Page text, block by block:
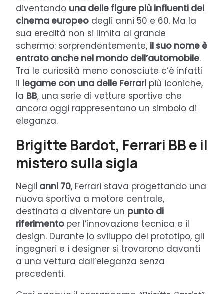
diventando una delle figure più influenti del
cinema europeo degli anni 50 e 60. Ma la
sua eredità non si limita al grande
schermo: sorprendentemente, il suo nome è
entrato anche nel mondo dell’automobile.
Tra le curiosità meno conosciute c’è infatti
il legame con una delle Ferrari più iconiche,
la BB, una serie di vetture sportive che
ancora oggi rappresentano un simbolo di
eleganza.
Brigitte Bardot, Ferrari BB e il
mistero sulla sigla
Negli anni 70, Ferrari stava progettando una
nuova sportiva a motore centrale,
destinata a diventare un punto di
riferimento per l’innovazione tecnica e il
design. Durante lo sviluppo del prototipo, gli
ingegneri e i designer si trovarono davanti
a una vettura dall’eleganza senza
precedenti.